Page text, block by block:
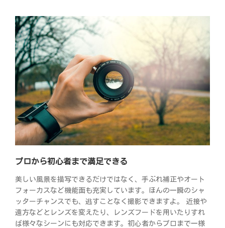
プロから初心者まで満足できる
美しい風景を描写できるだけではなく、手ぶれ補正やオート
フォーカスなど機能面も充実しています。ほんの一瞬のシャ
ッターチャンスでも、逃すことなく撮影できますよ。 近接や
遠方などとレンズを変えたり、レンズフードを用いたりすれ
ば様々なシーンにも対応できます。初心者からプロまで一様